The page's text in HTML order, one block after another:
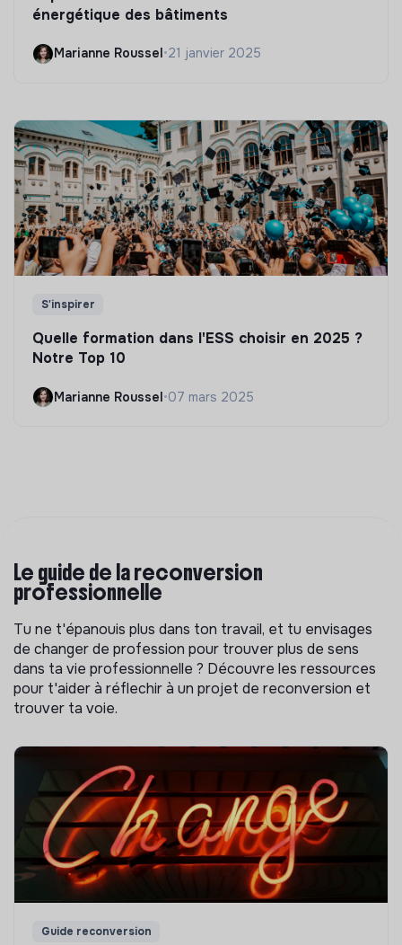
énergétique des bâtiments
Marianne Roussel•21 janvier 2025
S'inspirer
Quelle formation dans l'ESS choisir en 2025 ?
Notre Top 10
Marianne Roussel•07 mars 2025
Le guide de la reconversion
professionnelle
Tu ne t'épanouis plus dans ton travail, et tu envisages
de changer de profession pour trouver plus de sens
dans ta vie professionnelle ? Découvre les ressources
pour t'aider à réflechir à un projet de reconversion et
trouver ta voie.
Guide reconversion